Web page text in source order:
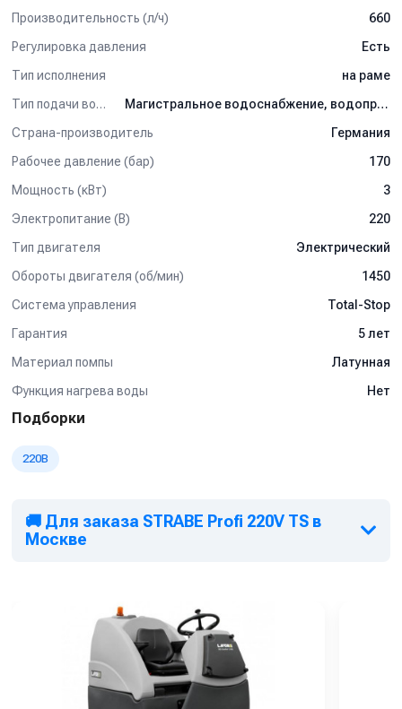
Производительность (л/ч)
660
Регулировка давления
Есть
Тип исполнения
на раме
Тип подачи воды
Магистральное водоснабжение, водопровод
Страна-производитель
Германия
Рабочее давление (бар)
170
Мощность (кВт)
3
Электропитание (В)
220
Тип двигателя
Электрический
Обороты двигателя (об/мин)
1450
Система управления
Total-Stop
Гарантия
5 лет
Материал помпы
Латунная
Функция нагрева воды
Нет
Подборки
220В
🚚 Для заказа STRABE Profi 220V TS в
Москве